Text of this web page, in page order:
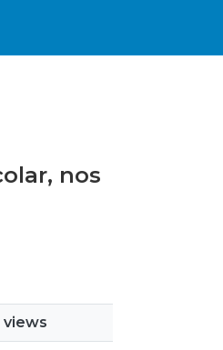
nos
views